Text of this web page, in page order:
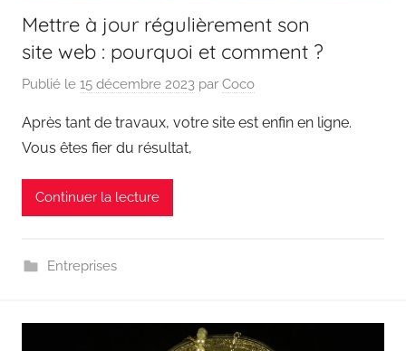
Mettre à jour régulièrement son
site web : pourquoi et comment ?
Publié le 15 décembre 2023 par Coco
Après tant de travaux, votre site est enfin en ligne.
Vous êtes fier du résultat,
Continuer la lecture
Entreprises